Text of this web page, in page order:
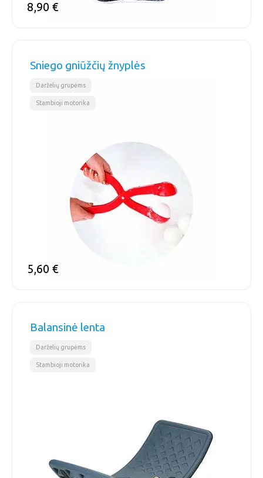
8,90 €
Sniego gniūžčių žnyplės
Darželių grupėms
Stambioji motorika
5,60 €
Balansinė lenta
Darželių grupėms
Stambioji motorika